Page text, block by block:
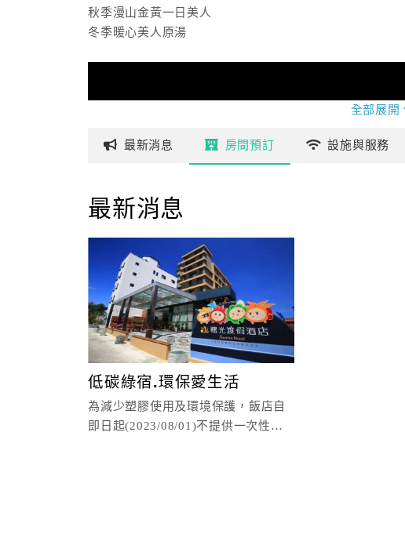
秋季漫山金黃一日美人
冬季暖心美人原湯
全部展開
最新消息 房間預訂 設施與服務
最新消息
低碳綠宿.環保愛生活
為減少塑膠使用及環境保護，飯店自
即日起(2023/08/01)不提供一次性備